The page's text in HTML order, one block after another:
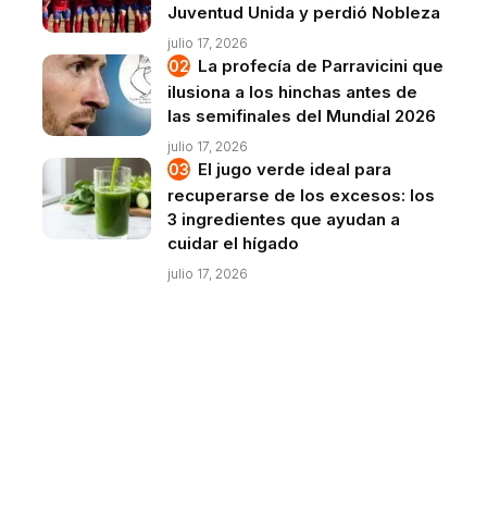
Juventud Unida y perdió Nobleza
julio 17, 2026
La profecía de Parravicini que
ilusiona a los hinchas antes de
las semifinales del Mundial 2026
julio 17, 2026
El jugo verde ideal para
recuperarse de los excesos: los
3 ingredientes que ayudan a
cuidar el hígado
julio 17, 2026